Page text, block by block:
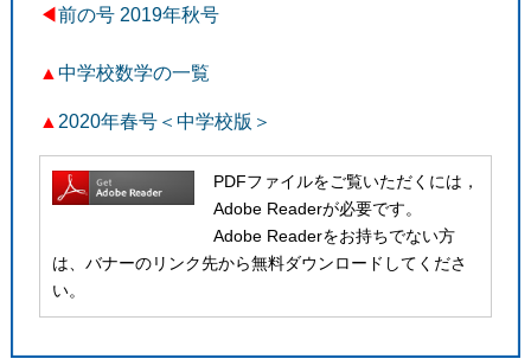
◀︎前の号 2019年秋号
▲ 中学校数学の一覧
▲ 2020年春号＜中学校版＞
PDFファイルをご覧いただくには，
Adobe Readerが必要です。
Adobe Readerをお持ちでない方
は、バナーのリンク先から無料ダウンロードしてくださ
い。